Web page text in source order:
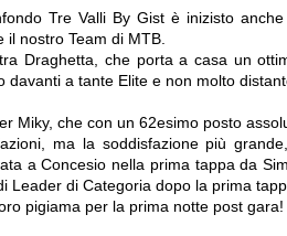
Tre Valli By Gist è inizisto
nostro Team di MTB.
Draghetta, che porta a casa un
a tante Elite e non molto
Miky, che con un 62esimo posto
ma la soddisfazione più
a Concesio nella prima tappa da
Leader di Categoria dopo la prima
pigiama per la prima notte post gara!